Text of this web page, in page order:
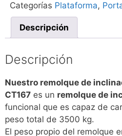
Categorías Plataforma,
Descripción
Descripción
Nuestro remolque de
CT167 es un remolque de
funcional que es capaz de
peso total de 3500 kg.
El peso propio del remolque